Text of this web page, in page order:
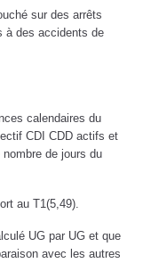
sur des arrêts
à des accidents de
calendaires du
CDI CDD actifs et
de jours du
au T1(5,49).
UG par UG et que
avec les autres